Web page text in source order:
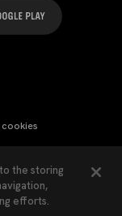
cookies
the storing
efforts.